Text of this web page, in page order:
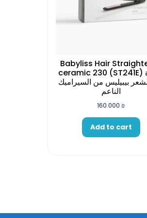
Babyliss Hair
ceramic 230 (ST241E) مكواة
بيبيليس من السيراميك
الناعم
160.000₪
Add to cart